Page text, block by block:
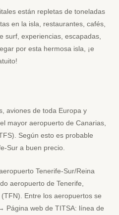
están repletas de toneladas
en la isla, restaurantes, cafés,
surf, experiencias, escapadas,
por esta hermosa isla, ¡e
aviones de toda Europa y
mayor aeropuerto de Canarias,
Según esto es probable
Sur a buen precio.
Tenerife-Sur/Reina
aeropuerto de Tenerife,
(TFN). Entre los aeropuertos se
Página web de TITSA: línea de